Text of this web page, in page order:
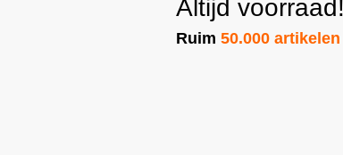
Altijd
Ruim50.000 artikelen